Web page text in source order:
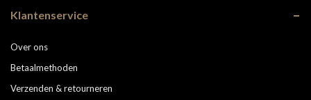
Klantenservice
Over ons
Betaalmethoden
Verzenden & retourneren